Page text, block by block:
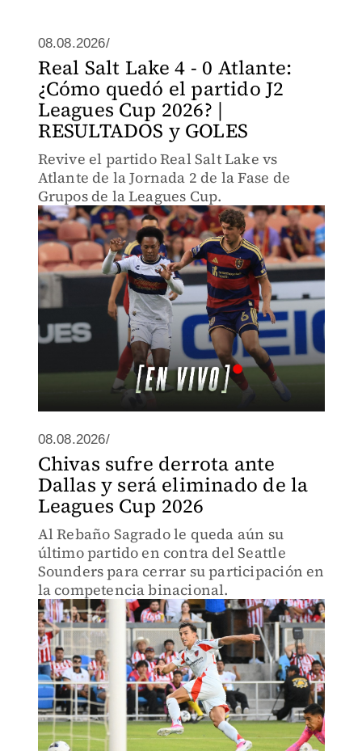
08.08.2026/
Real Salt Lake 4 - 0 Atlante:
¿Cómo quedó el partido J2
Leagues Cup 2026? |
RESULTADOS y GOLES
Revive el partido Real Salt Lake vs
Atlante de la Jornada 2 de la Fase de
Grupos de la Leagues Cup.
08.08.2026/
Chivas sufre derrota ante
Dallas y será eliminado de la
Leagues Cup 2026
Al Rebaño Sagrado le queda aún su
último partido en contra del Seattle
Sounders para cerrar su participación en
la competencia binacional.